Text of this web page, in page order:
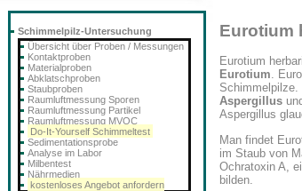
Eurotium
Eurotium
Eurotium.
Aspergillus
Aspergillus
Man findet
im Staub von
Ochratoxin A,
bilden.
Schimmelpilz-Untersuchung
Übersicht über Proben / Messungen
Kontaktproben
Materialproben
Abklatschproben
Staubproben
Raumluftmessung Sporen
Raumluftmessung Partikel
Raumluftmessung MVOC
Do-It-Yourself Schimmeltest
Sedimentationsprobe
Analyse im Labor
Milbentest
Nährmedien
kostenloses Angebot anfordern